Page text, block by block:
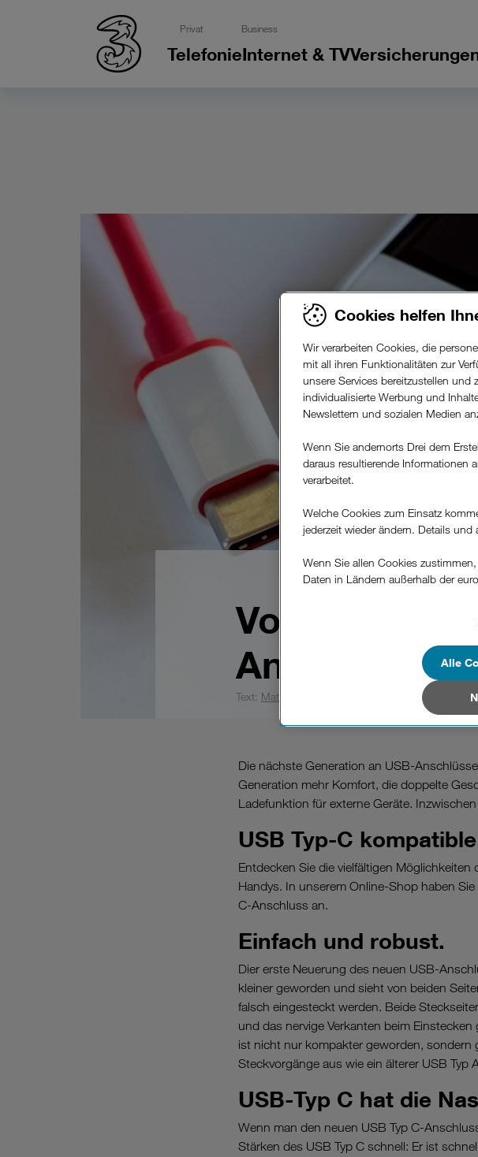
Privat Business
TelefonieInternet & TV
Vorteile des
Anschlusses.
Text: Matthias | 06. Februar 2022 09:22
Die nächste Generation an USB-
Generation mehr Komfort, die doppelte
Ladefunktion für externe Geräte.
USB Typ-C
Entdecken Sie die vielfältigen
Handys. In unserem Online-Shop haben
C-Anschluss an.
Einfach und robust.
Dier erste Neuerung des neuen USB-
kleiner geworden und sieht von beiden
falsch eingesteckt werden. Beide
und das nervige Verkanten beim
ist nicht nur kompakter geworden, sondern
Steckvorgänge aus wie ein älterer USB Typ
USB-Typ C hat die
Wenn man den neuen USB Typ C-
Stärken des USB Typ C schnell: Er ist
Cookies helfen
Wir verarbeiten Cookies, die
mit all ihren Funktionalitäten zur
unsere Services bereitzustellen und
individualisierte Werbung und
Newslettern und sozialen Medien
Wenn Sie andernorts Drei dem
daraus resultierende Informationen
verarbeitet.
Welche Cookies zum Einsatz
jederzeit wieder ändern. Details
Wenn Sie allen Cookies
Daten in Ländern außerhalb der
Cookies von Unternehmen in
Europäischen Union aufweisen
Wenn Sie „Nur notwendige
zur Funktion dieser Website
Alle